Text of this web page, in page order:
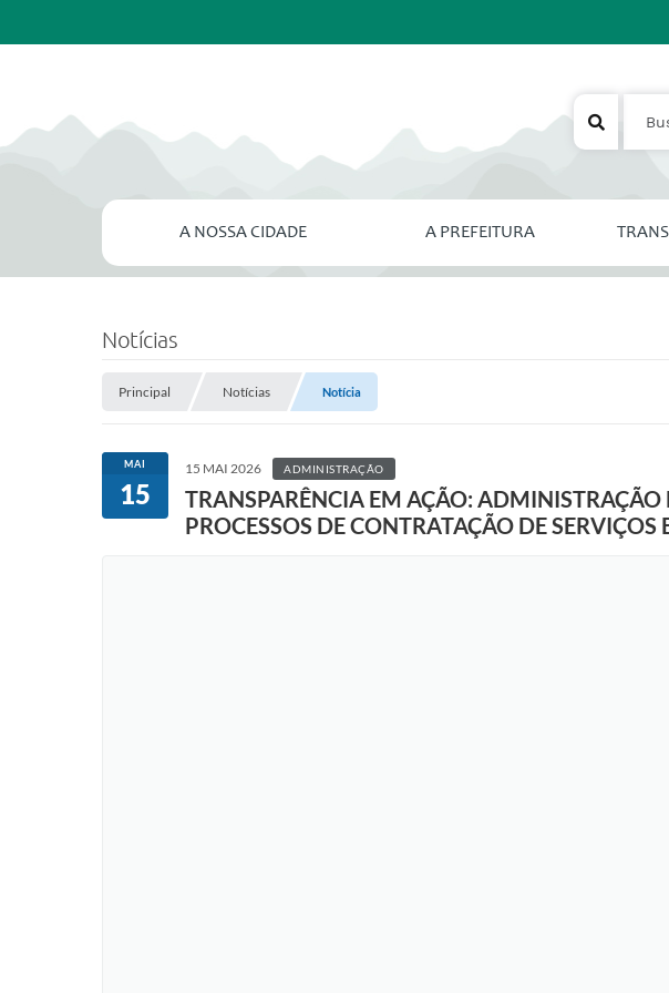
A NOSSA CIDADE A PREFEITURA
Notícias
Principal Notícias Notícia
MAI
15
15 MAI 2026 ADMINISTRAÇÃO
TRANSPARÊNCIA EM AÇÃO:
PROCESSOS DE CONTRATAÇÃO DE SERVIÇOS